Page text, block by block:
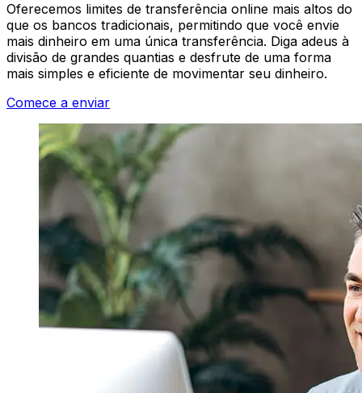
Oferecemos limites de transferência online mais altos do
que os bancos tradicionais, permitindo que você envie
mais dinheiro em uma única transferência. Diga adeus à
divisão de grandes quantias e desfrute de uma forma
mais simples e eficiente de movimentar seu dinheiro.
Comece a enviar